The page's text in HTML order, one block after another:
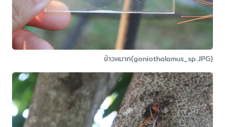
ข้าวหมาก(goniothalamus_sp.JPG)